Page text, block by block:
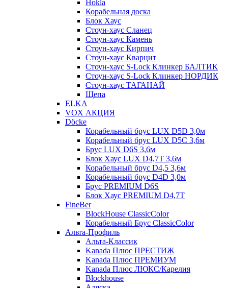
Hokla
Корабельная доска
Блок Хаус
Стоун-хаус Сланец
Стоун-хаус Камень
Стоун-хаус Кирпич
Стоун-хаус Кварцит
Стоун-хаус S-Lock Клинкер БАЛТИК
Стоун-хаус S-Lock Клинкер НОРДИК
Стоун-хаус ТАГАНАЙ
Щепа
ELKA
VOX АКЦИЯ
Döcke
Корабельный брус LUX D5D 3,0м
Корабельный брус LUX D5C 3,6м
Брус LUX D6S 3,6м
Блок Хаус LUX D4,7T 3,6м
Корабельный брус D4,5 3,6м
Корабельный брус D4D 3,0м
Брус PREMIUM D6S
Блок Хаус PREMIUM D4,7T
FineBer
BlockHouse ClassicColor
Корабельный Брус ClassicColor
Альта-Профиль
Альта-Классик
Kanada Плюс ПРЕСТИЖ
Kanada Плюс ПРЕМИУМ
Kanada Плюс ЛЮКС/Карелия
Blockhouse